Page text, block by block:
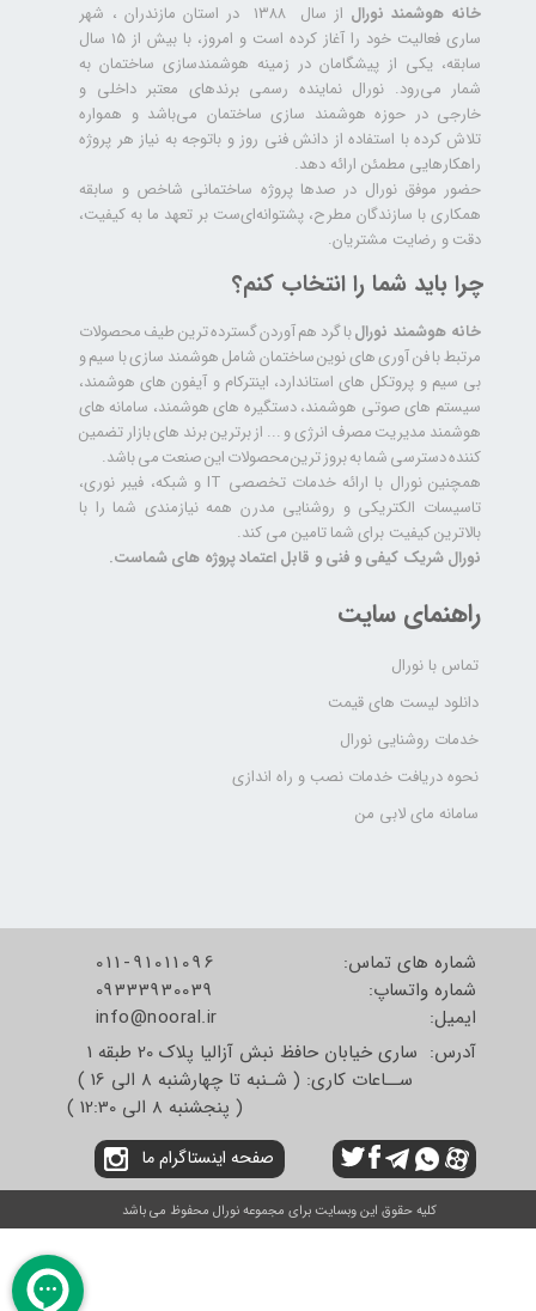
خانه هوشمند نورال
از سال ۱۳۸۸ در استان مازندران ، شهر
ساری فعالیت خود را آغاز کرده است و امروز، با بیش از ۱۵ سال
سابقه، یکی از پیشگامان در زمینه هوشمندسازی ساختمان به
شمار می‌رود. نورال نماینده رسمی برندهای معتبر داخلی و
خارجی در حوزه هوشمند سازی ساختمان می‌باشد و همواره
تلاش کرده با استفاده از دانش فنی روز و باتوجه به نیاز هر پروژه
راهکارهایی مطمئن ارائه دهد.
حضور موفق نورال در صدها پروژه‌ ساختمانی شاخص و سابقه
همکاری با سازندگان مطرح، پشتوانه‌ای‌ست بر تعهد ما به کیفیت،
دقت و رضایت مشتریان.
راهنمای سایت
تماس با نورال
دانلود لیست های قیمت
خدمات روشنایی نورال
نحوه دریافت خدمات نصب و راه اندازی
سامانه مای لابی من
چرا باید شما را انتخاب کنم؟
خانه هوشمند نورالبا گرد هم آوردن گسترده ترین طیف محصولات
مرتبط با فن آوری های نوین ساختمان شامل هوشمند سازی با سیم و
بی سیم و پروتکل های استاندارد، اینترکام و آیفون های هوشمند،
سیستم های صوتی هوشمند، دستگیره های هوشمند، سامانه های
هوشمند مدیریت مصرف انرژی و ... از برترین برند های بازار تضمین
کننده دسترسی شما به بروز ترین محصولات این صنعت می باشد.
همچنین نورال با ارائه خدمات تخصصی IT و شبکه، فیبر نوری،
تاسیسات الکتریکی و روشنایی مدرن همه نیازمندی شما را با
بالاترین کیفیت برای شما تامین می کند.
نورال شریک کیفی و فنی و قابل اعتماد پروژه های شماست.
شماره های تماس:
شماره واتساپ:
​​​​​​​ایمیل:
011-91011096
09333930039
info@nooral.ir
آدرس: ساری خیابان حافظ نبش آزالیا پلاک 20 طبقه 1
ســاعات کاری: ( شـنبه تا چهارشنبه 8 الی 16 )
( پنجشنبه 8 الی 12:30 )
صفحه اینستاگرام ما
کلیه حقوق این وبسایت برای مجموعه نورال محفوظ می باشد